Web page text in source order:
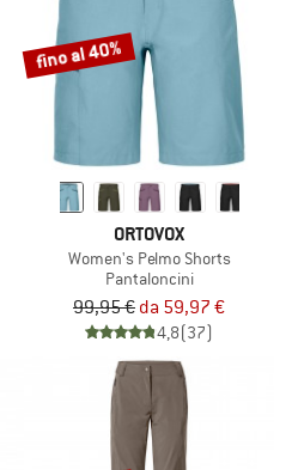
fino al 40%
ORTOVOX
Women's Pelmo Shorts
Pantaloncini
99,95 € da 59,97 €
4,8(37)